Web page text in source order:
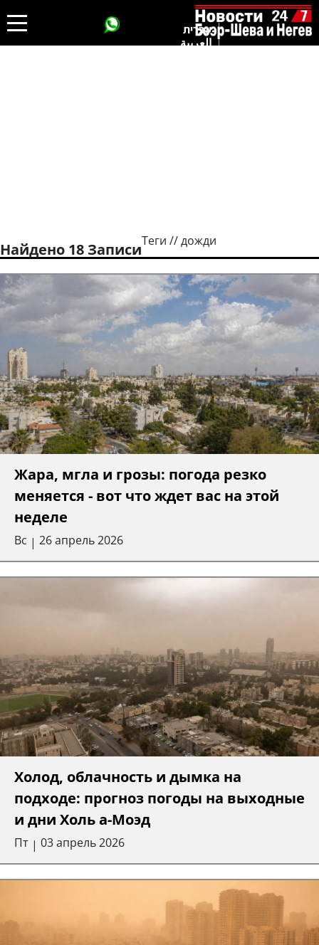
עברית
العربية
Теги // дожди
Найдено 18 Записи
Жара, мгла и грозы: погода резко
меняется - вот что ждет вас на этой
неделе
Вс | 26 апрель 2026
Холод, облачность и дымка на
подходе: прогноз погоды на выходные
и дни Холь а-Моэд
Пт | 03 апрель 2026